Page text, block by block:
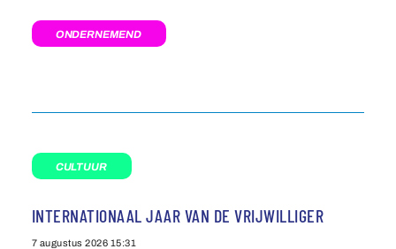
ONDERNEMEND
CULTUUR
INTERNATIONAAL JAAR VAN DE VRIJWILLIGER
7 augustus 2026 15:31